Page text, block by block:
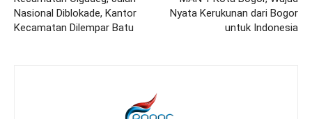
Nasional Diblokade, Kantor
Kecamatan Dilempar Batu
Nyata Kerukunan dari Bogor
untuk Indonesia